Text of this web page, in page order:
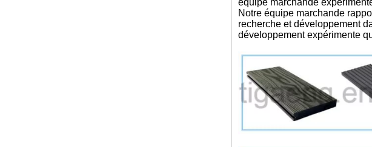
équipe marchande
Notre équipe marchande
recherche et développement
développement expérimente